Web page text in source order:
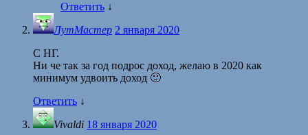
Ответить ↓
ЛутМастер 2 января 2020
С НГ.
Ни че так за год подрос доход, желаю в 2020 как
минимум удвоить доход 🙂
Ответить ↓
Vivaldi 18 января 2020